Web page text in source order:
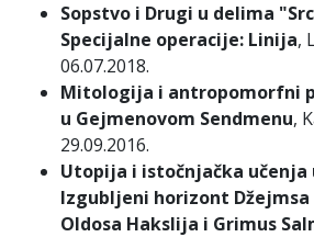
Sopstvo i Drugi u delima
Specijalne operacije: Linija,
06.07.2018.
Mitologija i antropomorfni
u Gejmenovom Sendmenu,
29.09.2016.
Utopija i istočnjačka učenja
Izgubljeni horizont
Oldosa Hakslija i Grimus